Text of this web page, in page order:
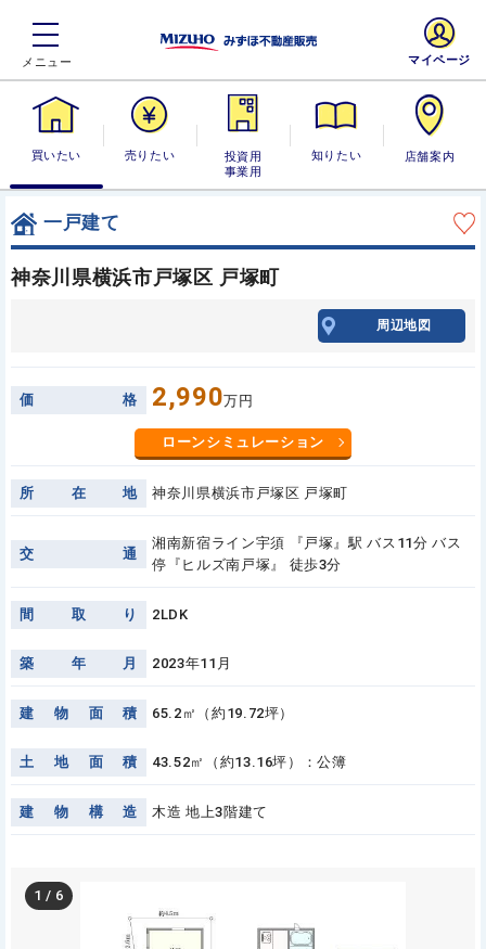
買いたい 売りたい
投資用・事業
用
知りたい 店舗案内
マイページ
一戸建て
神奈川県横浜市戸塚区 戸塚町
周辺地図
価 格 2,990万円
ローンシミュレーション
所 在 地 神奈川県横浜市戸塚区 戸塚町
交 通
湘南新宿ライン宇須 『戸塚』駅 バス11分 バス
停『ヒルズ南戸塚』 徒歩3分
間 取 り 2LDK
築 年 月 2023年11月
建 物 面 積 65.2㎡（約19.72坪）
土 地 面 積 43.52㎡（約13.16坪）：公簿
建 物 構 造 木造 地上3階建て
1 / 6